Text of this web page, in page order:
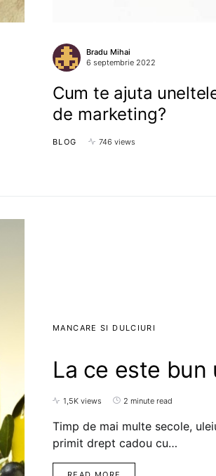
Bradu Mihai
6 septembrie 2022
Cum te ajuta
de marketing?
BLOG 746 views
MANCARE SI DULCIURI
La ce este bun
1,5K views 2 minute read
Timp de mai multe secole,
primit drept cadou cu…